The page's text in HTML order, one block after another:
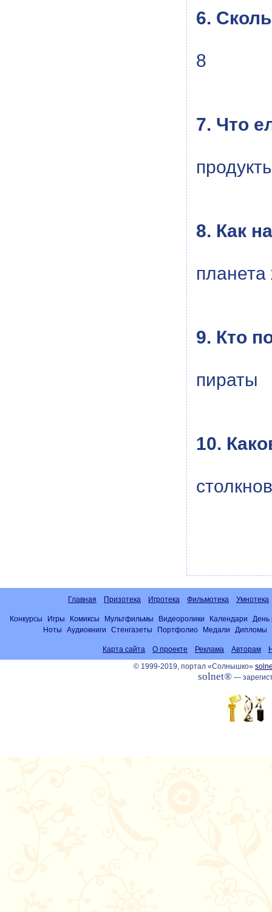
6.
8
7. Что
8. Как
9. Кто
пираты
10.
Главная Призотека Игротека Фильмотека Умнотека
Конкурсы Игры Комиксы Мультфильмы Видеоролики Календари
День
Ноты
Аудиокниги Стенгазеты Портфолио Медали Дипломы
Карта сайта О проекте Реклама Авторам
© 1999-2019, портал «Солнышко»
solnet®—